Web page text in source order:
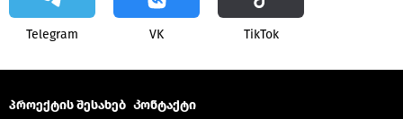
Telegram VK ТikТоk
პროექტის შესახებ Კონტაქტი